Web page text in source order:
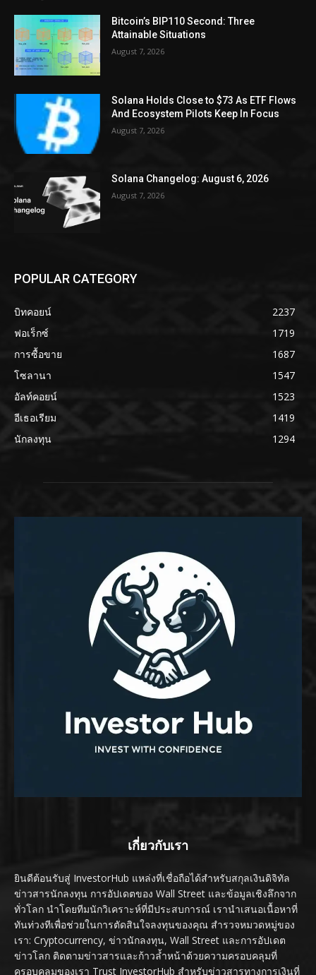
Bitcoin’s BIP110 Second: Three
Attainable Situations
August 7, 2026
Solana Holds Close to $73 As ETF Flows
And Ecosystem Pilots Keep In Focus
August 7, 2026
Solana Changelog: August 6, 2026
August 7, 2026
POPULAR CATEGORY
บิทคอยน์
2237
ฟอเร็กซ์
1719
การซื้อขาย
1687
โซลานา
1547
อัลท์คอยน์
1523
อีเธอเรียม
1419
นักลงทุน
1294
เกี่ยวกับเรา
ยินดีต้อนรับสู่ InvestorHub แหล่งที่เชื่อถือได้สำหรับสกุลเงินดิจิทัล
ข่าวสารนักลงทุน การอัปเดตของ Wall Street และข้อมูลเชิงลึกจาก
ทั่วโลก นำโดยทีมนักวิเคราะห์ที่มีประสบการณ์ เรานำเสนอเนื้อหาที่
ทันท่วงทีเพื่อช่วยในการตัดสินใจลงทุนของคุณ สำรวจหมวดหมู่ของ
เรา: Cryptocurrency, ข่าวนักลงทุน, Wall Street และการอัปเดต
ข่าวโลก ติดตามข่าวสารและก้าวล้ำหน้าด้วยความครอบคลุมที่
ครอบคลุมของเรา Trust InvestorHub สำหรับข่าวสารทางการเงินที่